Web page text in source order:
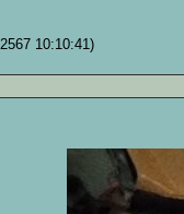
10:10:41)